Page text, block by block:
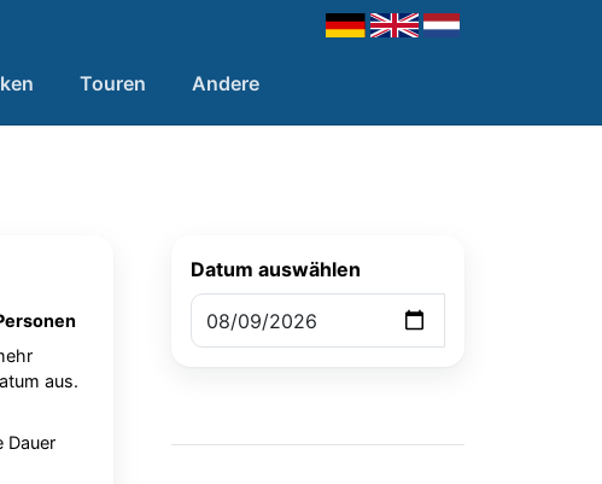
Touren Andere
aus.
Dauer
Datum auswählen